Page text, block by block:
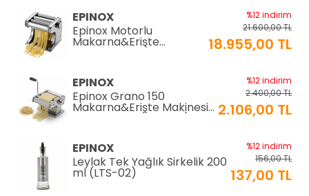
EPINOX
Epinox Motorlu
Makarna&Erişte
Makinesi 2mm+6mm
%12 indirim
21.600,00 TL
18.955,00 TL
EPINOX
Epinox Grano 150
Makarna&Erişte Makinesi
2mm+4mm (GR-150)
%12 indirim
2.400,00 TL
2.106,00 TL
EPINOX
Leylak Tek Yağlık Sirkelik 200
ml (LTS-02)
%12 indirim
156,00 TL
137,00 TL